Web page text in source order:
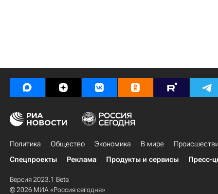
Политика Общество Экономика В мире
Спецпроекты
Реклама Продукты и сервисы Пресс-
Версия 2023.1 Beta
© 2026 МИА «Россия сегодня»